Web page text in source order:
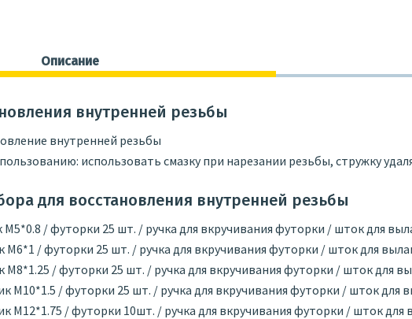
Описание
внутренней резьбы
внутренней резьбы
использовать смазку при нарезании резьбы, стружку
для восстановления внутренней резьбы
/ футорки 25 шт. / ручка для вкручивания футорки / шток для
М6*1 / футорки 25 шт. / ручка для вкручивания футорки / шток для
М8*1.25 / футорки 25 шт. / ручка для вкручивания футорки / шток для
М10*1.5 / футорки 25 шт. / ручка для вкручивания футорки / шток для
М12*1.75 / футорки 10шт. / ручка для вкручивания футорки / шток для